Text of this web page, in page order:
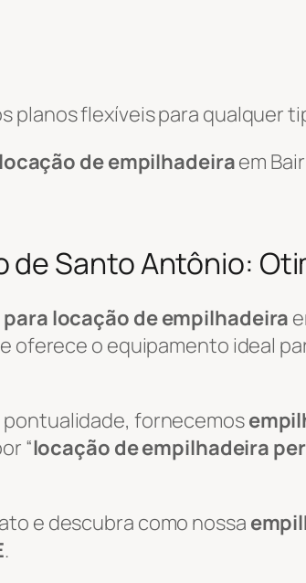
flexíveis para qualquer
de empilhadeiraem
de Santo Antônio:
locação de empilhadeira
oferece o equipamento ideal
fornecemos
“locação de empilhadeira
e descubra como nossa
.